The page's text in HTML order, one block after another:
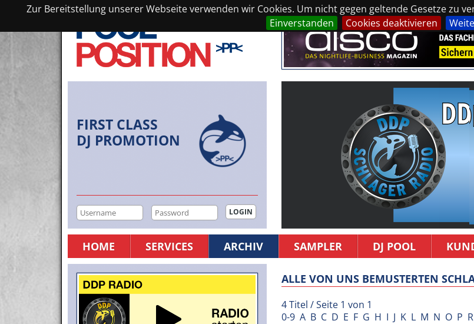
Zur Bereitstellung unserer Webseite verwenden wir Cookies. Um nicht gegen geltende Gesetze zu
Einverstanden
Cookies deaktivieren
FIRST CLASS
DJ PROMOTION
HOME SERVICES ARCHIV SAMPLER DJ POOL
ALLE VON UNS BEMUSTERTEN
4 Titel / Seite 1 von 1
0-9 A B C D E F G H I J K L M N O P R